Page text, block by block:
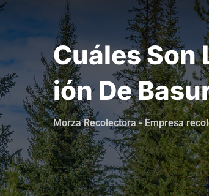
Cuáles Son
Ión De
Morza Recolectora - Empresa